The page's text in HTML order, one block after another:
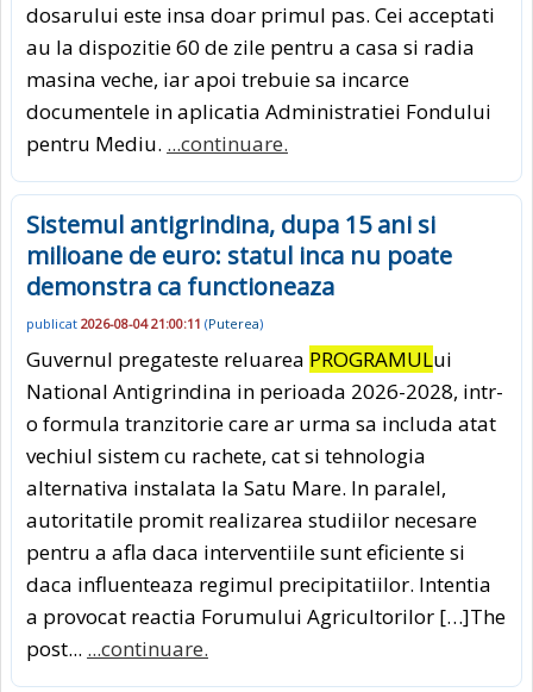
dosarului este insa doar primul pas. Cei acceptati
au la dispozitie 60 de zile pentru a casa si radia
masina veche, iar apoi trebuie sa incarce
documentele in aplicatia Administratiei Fondului
pentru Mediu. ...continuare.
Sistemul antigrindina, dupa 15 ani si
milioane de euro: statul inca nu poate
demonstra ca functioneaza
publicat 2026-08-04 21:00:11 (Puterea)
Guvernul pregateste reluarea PROGRAMULui
National Antigrindina in perioada 2026-2028, intr-
o formula tranzitorie care ar urma sa includa atat
vechiul sistem cu rachete, cat si tehnologia
alternativa instalata la Satu Mare. In paralel,
autoritatile promit realizarea studiilor necesare
pentru a afla daca interventiile sunt eficiente si
daca influenteaza regimul precipitatiilor. Intentia
a provocat reactia Forumului Agricultorilor […]The
post... ...continuare.